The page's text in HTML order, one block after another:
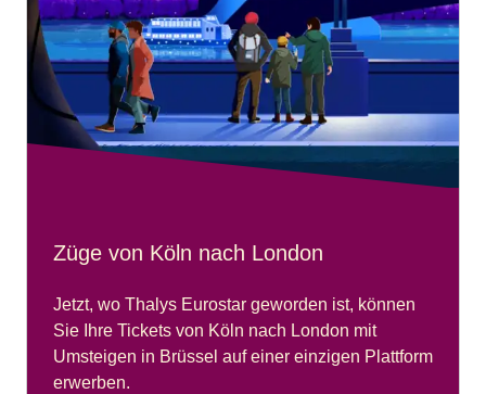
Züge von Köln nach London
Jetzt, wo Thalys Eurostar geworden ist, können
Sie Ihre Tickets von Köln nach London mit
Umsteigen in Brüssel auf einer einzigen Plattform
erwerben.